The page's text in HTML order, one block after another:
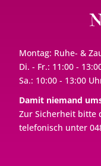
Montag: Ruhe- &
Di. - Fr.: 11:00 -
Sa.: 10:00 - 13:00
Damit niemand
Zur Sicherheit bitte
telefonisch unter